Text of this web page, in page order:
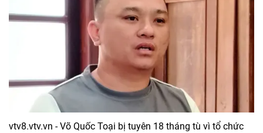
vtv8.vtv.vn - Võ Quốc Toại bị tuyên 18 tháng tù vì tổ chức